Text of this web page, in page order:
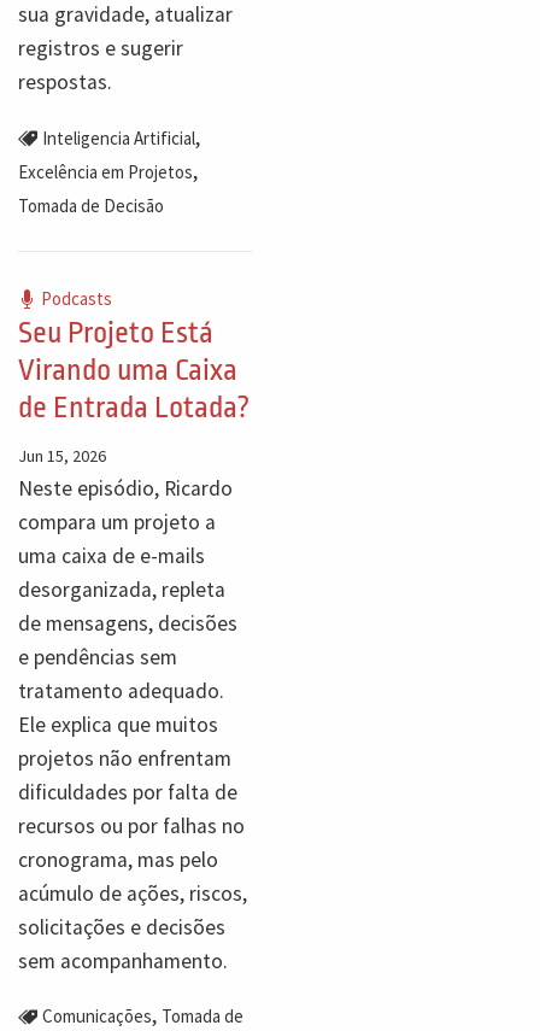
sua gravidade, atualizar
registros e sugerir
respostas.
Inteligencia Artificial,
Excelência em Projetos,
Tomada de Decisão
Podcasts
Seu Projeto Está
Virando uma Caixa
de Entrada Lotada?
Jun 15, 2026
Neste episódio, Ricardo
compara um projeto a
uma caixa de e-mails
desorganizada, repleta
de mensagens, decisões
e pendências sem
tratamento adequado.
Ele explica que muitos
projetos não enfrentam
dificuldades por falta de
recursos ou por falhas no
cronograma, mas pelo
acúmulo de ações, riscos,
solicitações e decisões
sem acompanhamento.
Comunicações, Tomada de